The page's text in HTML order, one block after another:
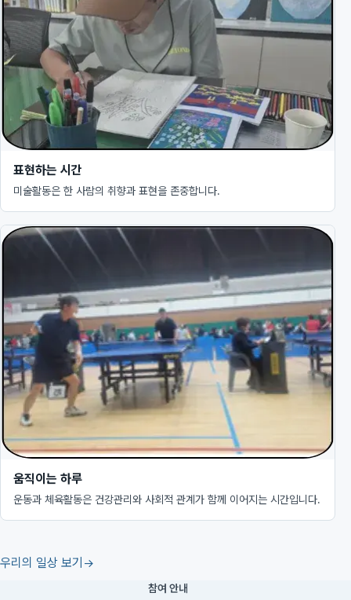
표현하는 시간
미술활동은 한 사람의 취향과 표현을 존중합니다.
움직이는 하루
운동과 체육활동은 건강관리와 사회적 관계가 함께 이어지는 시간입니다.
우리의 일상 보기
참여 안내